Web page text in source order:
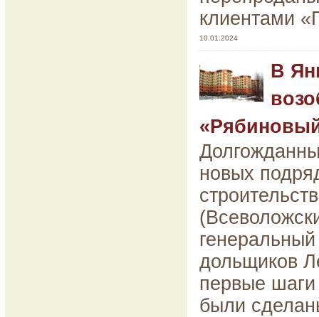
клиентами
10.01.2024
В
новых
дольщиков
первые шаги
были